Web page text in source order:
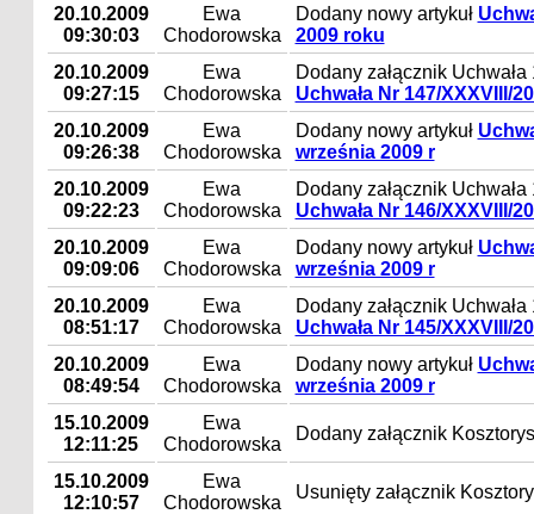
20.10.2009
09:30:03
Ewa
Chodorowska
Dodany nowy artykuł
2009 roku
20.10.2009
09:27:15
Ewa
Chodorowska
Dodany załącznik
Uchwała Nr 147/XXXVIII/
20.10.2009
09:26:38
Ewa
Chodorowska
Dodany nowy artykuł
września 2009 r
20.10.2009
09:22:23
Ewa
Chodorowska
Dodany załącznik
Uchwała Nr 146/XXXVIII/
20.10.2009
09:09:06
Ewa
Chodorowska
Dodany nowy artykuł
września 2009 r
20.10.2009
08:51:17
Ewa
Chodorowska
Dodany załącznik
Uchwała Nr 145/XXXVIII/
20.10.2009
08:49:54
Ewa
Chodorowska
Dodany nowy artykuł
września 2009 r
15.10.2009
12:11:25
Ewa
Chodorowska
Dodany załącznik
15.10.2009
12:10:57
Ewa
Chodorowska
Usunięty załącznik